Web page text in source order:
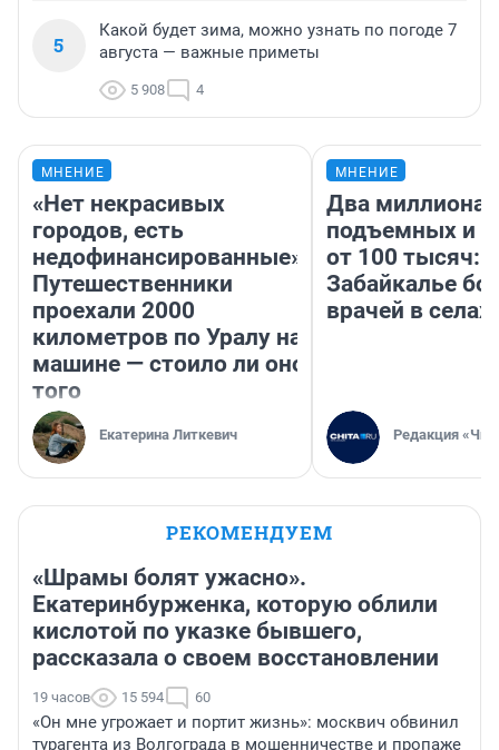
5
Какой будет зима, можно узнать по погоде 7
августа — важные приметы
5 908 4
МНЕНИЕ
«Нет некрасивых
городов, есть
недофинансированные».
Путешественники
проехали 2000
километров по Уралу на
машине — стоило ли оно
того
Екатерина Литкевич
МНЕНИЕ
Два миллиона
подъемных и
от 100 тысяч:
Забайкалье
врачей в селах
Редакция
РЕКОМЕНДУЕМ
«Шрамы болят ужасно».
Екатеринбурженка, которую облили
кислотой по указке бывшего,
рассказала о своем восстановлении
19 часов 15 594 60
«Он мне угрожает и портит жизнь»: москвич обвинил
турагента из Волгограда в мошенничестве и пропаже